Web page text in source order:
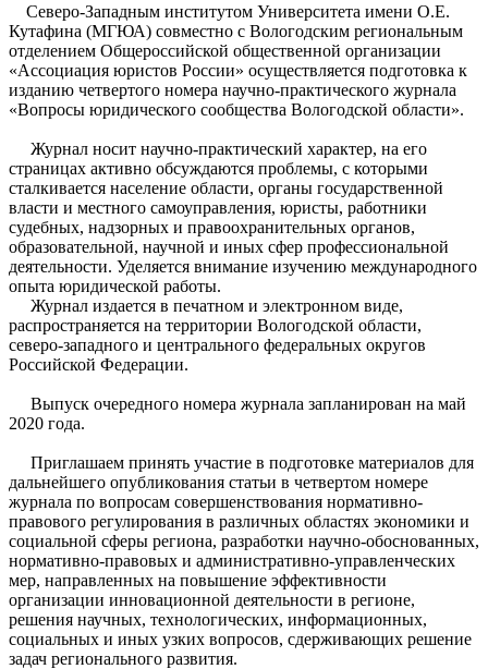
Северо-Западным институтом Университета имени О.Е.
Кутафина (МГЮА) совместно с Вологодским региональным
отделением Общероссийской общественной организации
«Ассоциация юристов России» осуществляется подготовка к
изданию четвертого номера научно-практического журнала
«Вопросы юридического сообщества Вологодской области».
Журнал носит научно-практический характер, на его
страницах активно обсуждаются проблемы, с которыми
сталкивается население области, органы государственной
власти и местного самоуправления, юристы, работники
судебных, надзорных и правоохранительных органов,
образовательной, научной и иных сфер профессиональной
деятельности. Уделяется внимание изучению международного
опыта юридической работы.
Журнал издается в печатном и электронном виде,
распространяется на территории Вологодской области,
северо-западного и центрального федеральных округов
Российской Федерации.
Выпуск очередного номера журнала запланирован на май
2020 года.
Приглашаем принять участие в подготовке материалов для
дальнейшего опубликования статьи в четвертом номере
журнала по вопросам совершенствования нормативно-
правового регулирования в различных областях экономики и
социальной сферы региона, разработки научно-обоснованных,
нормативно-правовых и административно-управленческих
мер, направленных на повышение эффективности
организации инновационной деятельности в регионе,
решения научных, технологических, информационных,
социальных и иных узких вопросов, сдерживающих решение
задач регионального развития.